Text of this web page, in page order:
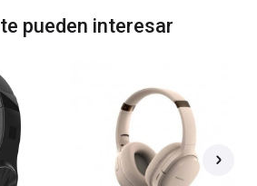
pueden interesar